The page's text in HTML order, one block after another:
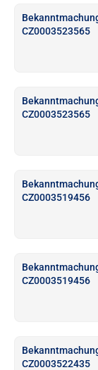
CZ0003523565
CZ0003523565
CZ0003519456
CZ0003519456
CZ0003522435